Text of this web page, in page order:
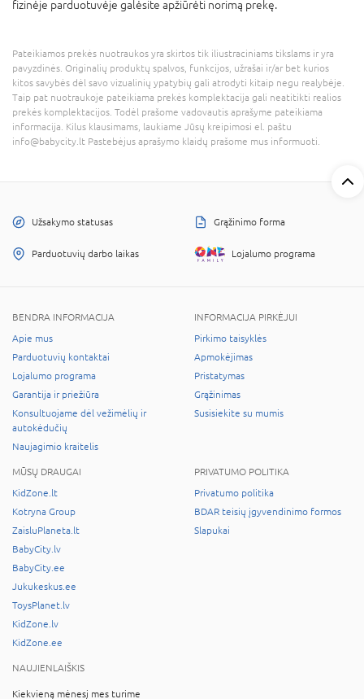
fizinėje parduotuvėje galėsite apžiūrėti norimą prekę.
Pateikiamos prekės nuotraukos yra skirtos tik iliustraciniams tikslams ir yra
pavyzdinės. Originalių produktų spalvos, funkcijos, užrašai ir/ar bet kurios
kitos savybės dėl savo vizualinių ypatybių gali atrodyti kitaip negu realybėje.
Taip pat nuotraukoje pateikiama prekės komplektacija gali neatitikti realios
prekės komplektacijos. Todėl prašome vadovautis aprašyme pateikiama
informacija. Kilus klausimams, laukiame Jūsų kreipimosi el. paštu
info@babycity.lt Pastebėjus aprašymo klaidų prašome mus informuoti.
Užsakymo statusas Grąžinimo forma
Parduotuvių darbo laikas Lojalumo programa
BENDRA INFORMACIJA
Apie mus
Parduotuvių kontaktai
Lojalumo programa
Garantija ir priežiūra
Konsultuojame dėl vežimėlių ir
autokėdučių
Naujagimio kraitelis
INFORMACIJA PIRKĖJUI
Pirkimo taisyklės
Apmokėjimas
Pristatymas
Grąžinimas
Susisiekite su mumis
MŪSŲ DRAUGAI
KidZone.lt
Kotryna Group
ZaisluPlaneta.lt
BabyCity.lv
BabyCity.ee
Jukukeskus.ee
ToysPlanet.lv
KidZone.lv
KidZone.ee
PRIVATUMO POLITIKA
Privatumo politika
BDAR teisių įgyvendinimo formos
Slapukai
NAUJIENLAIŠKIS
Kiekvieną mėnesį mes turime